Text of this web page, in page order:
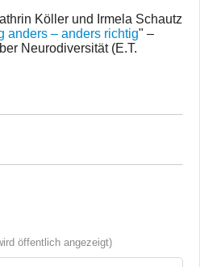
Köller und Irmela Schautz
anders – anders richtig" –
Neurodiversität (E.T.
öffentlich angezeigt)